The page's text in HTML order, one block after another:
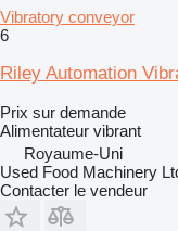
Vibratory conveyor
6
Riley Automation
Prix sur demande
Alimentateur vibrant
Royaume-Uni
Used Food Machinery
Contacter le vendeur